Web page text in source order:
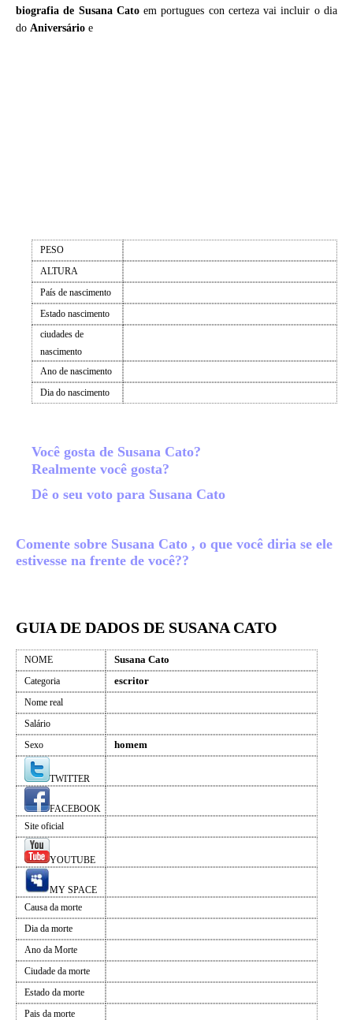
biografia de Susana Catoem portugues con certeza vai incluir o dia
do Aniversário e
PESO
ALTURA
País de nascimento
Estado nascimento
ciudades de
nascimento
Ano de nascimento
Dia do nascimento
Você gosta de Susana Cato?
Realmente você gosta?
Dê o seu voto para Susana Cato
Comente sobre Susana Cato , o que você diria se ele
estivesse na frente de você??
GUIA DE DADOS DE SUSANA CATO
NOME Susana Cato
Categoria escritor
Nome real
Salário
Sexo
homem
TWITTER
FACEBOOK
Site oficial
YOUTUBE
MY SPACE
Causa da morte
Dia da morte
Ano da Morte
Ciudade da morte
Estado da morte
Pais da morte